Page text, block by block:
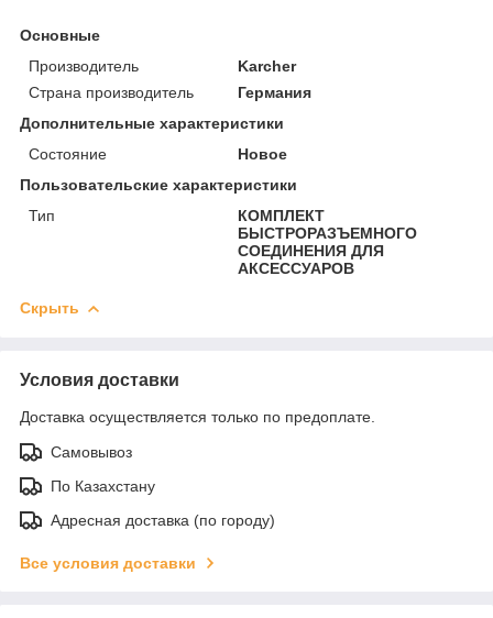
Основные
Производитель
Karcher
Страна производитель
Германия
Дополнительные характеристики
Состояние
Новое
Пользовательские характеристики
Тип
КОМПЛЕКТ
БЫСТРОРАЗЪЕМНОГО
СОЕДИНЕНИЯ ДЛЯ
АКСЕССУАРОВ
Скрыть
Условия доставки
Доставка осуществляется только по предоплате.
Самовывоз
По Казахстану
Адресная доставка (по городу)
Все условия доставки